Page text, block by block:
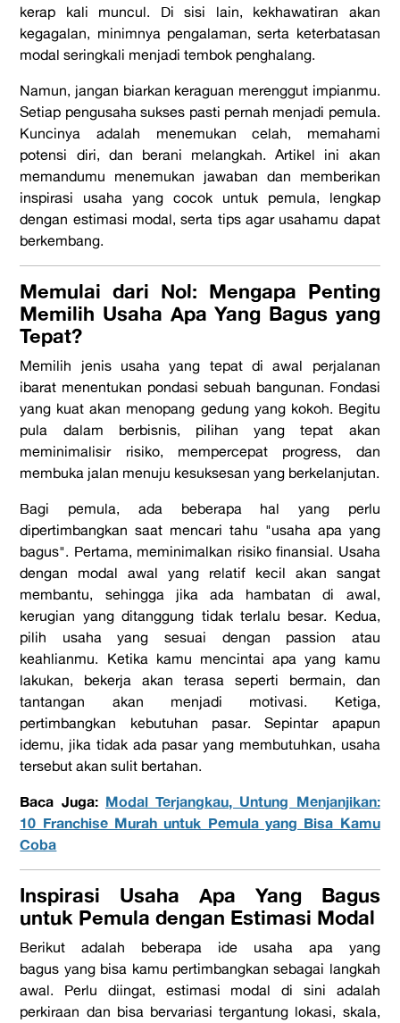
kerap kali muncul. Di sisi lain, kekhawatiran akan
kegagalan, minimnya pengalaman, serta keterbatasan
modal seringkali menjadi tembok penghalang.
Namun, jangan biarkan keraguan merenggut impianmu.
Setiap pengusaha sukses pasti pernah menjadi pemula.
Kuncinya adalah menemukan celah, memahami
potensi diri, dan berani melangkah. Artikel ini akan
memandumu menemukan jawaban dan memberikan
inspirasi usaha yang cocok untuk pemula, lengkap
dengan estimasi modal, serta tips agar usahamu dapat
berkembang.
Memulai dari Nol: Mengapa Penting
Memilih Usaha Apa Yang Bagus yang
Tepat?
Memilih jenis usaha yang tepat di awal perjalanan
ibarat menentukan pondasi sebuah bangunan. Fondasi
yang kuat akan menopang gedung yang kokoh. Begitu
pula dalam berbisnis, pilihan yang tepat akan
meminimalisir risiko, mempercepat progress, dan
membuka jalan menuju kesuksesan yang berkelanjutan.
Bagi pemula, ada beberapa hal yang perlu
dipertimbangkan saat mencari tahu "usaha apa yang
bagus". Pertama, meminimalkan risiko finansial. Usaha
dengan modal awal yang relatif kecil akan sangat
membantu, sehingga jika ada hambatan di awal,
kerugian yang ditanggung tidak terlalu besar. Kedua,
pilih usaha yang sesuai dengan passion atau
keahlianmu. Ketika kamu mencintai apa yang kamu
lakukan, bekerja akan terasa seperti bermain, dan
tantangan akan menjadi motivasi. Ketiga,
pertimbangkan kebutuhan pasar. Sepintar apapun
idemu, jika tidak ada pasar yang membutuhkan, usaha
tersebut akan sulit bertahan.
Baca Juga: Modal Terjangkau, Untung Menjanjikan:
10 Franchise Murah untuk Pemula yang Bisa Kamu
Coba
Inspirasi Usaha Apa Yang Bagus
untuk Pemula dengan Estimasi Modal
Berikut adalah beberapa ide usaha apa yang
bagus yang bisa kamu pertimbangkan sebagai langkah
awal. Perlu diingat, estimasi modal di sini adalah
perkiraan dan bisa bervariasi tergantung lokasi, skala,